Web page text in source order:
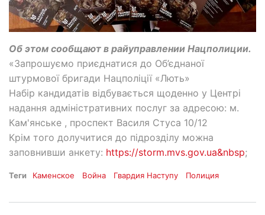
Об этом сообщают в райуправлении Нацполиции.
«Запрошуємо приєднатися до Об’єднаної
штурмової бригади Нацполіції «Лють»
Набір кандидатів відбувається щоденно у Центрі
надання адміністративних послуг за адресою: м.
Кам'янське , проспект Василя Стуса 10/12
Крім того долучитися до підрозділу можна
заповнивши анкету: https://storm.mvs.gov.ua&nbsp;
Теги Каменское Война Гвардия Наступу Полиция